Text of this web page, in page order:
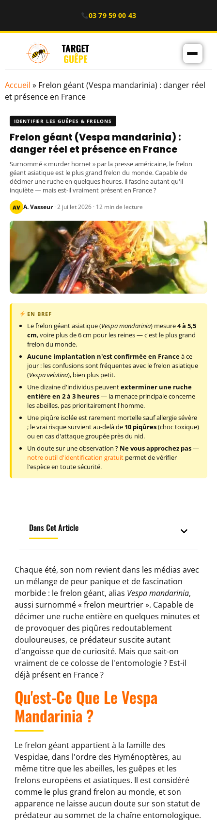
03 79 59 00 43
Accueil » Frelon géant (Vespa mandarinia) : danger réel
et présence en France
IDENTIFIER LES GUÊPES & FRELONS
Frelon géant (Vespa mandarinia) :
danger réel et présence en France
Surnommé « murder hornet » par la presse américaine, le frelon
géant asiatique est le plus grand frelon du monde. Capable de
décimer une ruche en quelques heures, il fascine autant qu'il
inquiète — mais est-il vraiment présent en France ?
AV A. Vasseur· 2 juillet 2026 · 12 min de lecture
EN BREF
Le frelon géant asiatique (Vespa mandarinia) mesure4 à 5,5
cm, voire plus de 6 cm pour les reines — c'est le plus grand
frelon du monde.
Aucune implantation n'est confirmée en Franceà ce
jour : les confusions sont fréquentes avec le frelon asiatique
(Vespa velutina), bien plus petit.
Une dizaine d'individus peuventexterminer une ruche
entière en 2 à 3 heures— la menace principale concerne
les abeilles, pas prioritairement l'homme.
Une piqûre isolée est rarement mortelle sauf allergie sévère
; le vrai risque survient au-delà de 10 piqûres(choc toxique)
ou en cas d'attaque groupée près du nid.
Un doute sur une observation ? Ne vous approchez pas—
notre outil d'identification gratuit permet de vérifier
l'espèce en toute sécurité.
Dans Cet Article
Chaque été, son nom revient dans les médias avec
un mélange de peur panique et de fascination
morbide : le frelon géant, alias Vespa mandarinia,
aussi surnommé « frelon meurtrier ». Capable de
décimer une ruche entière en quelques minutes et
de provoquer des piqûres redoutablement
douloureuses, ce prédateur suscite autant
d'angoisse que de curiosité. Mais que sait-on
vraiment de ce colosse de l'entomologie ? Est-il
déjà présent en France ?
Qu'est-Ce Que Le Vespa
Mandarinia ?
Le frelon géant appartient à la famille des
Vespidae, dans l'ordre des Hyménoptères, au
même titre que les abeilles, les guêpes et les
frelons européens et asiatiques. Il est considéré
comme le plus grand frelon au monde, et son
apparence ne laisse aucun doute sur son statut de
prédateur au sommet de la chaîne entomologique.